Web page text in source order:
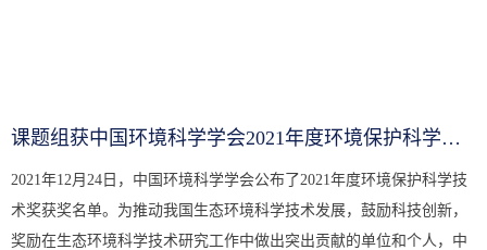
课题组获中国环境科学学会2021年度环境保护科学技术奖
2021年12月24日，中国环境科学学会公布了2021年度环境保护科学技
术奖获奖名单。为推动我国生态环境科学技术发展，鼓励科技创新，
奖励在生态环境科学技术研究工作中做出突出贡献的单位和个人，中